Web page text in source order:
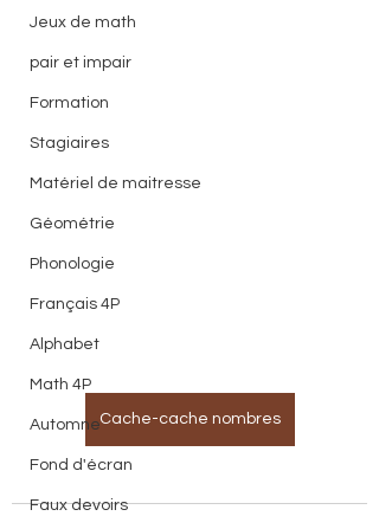
Jeux de math
pair et impair
Formation
Stagiaires
Matériel de maitresse
Géométrie
Phonologie
Français 4P
Alphabet
Math 4P
Automne
Fond d'écran
Faux devoirs
Cache-cache nombres